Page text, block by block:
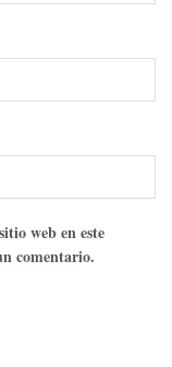
web en este
comentario.